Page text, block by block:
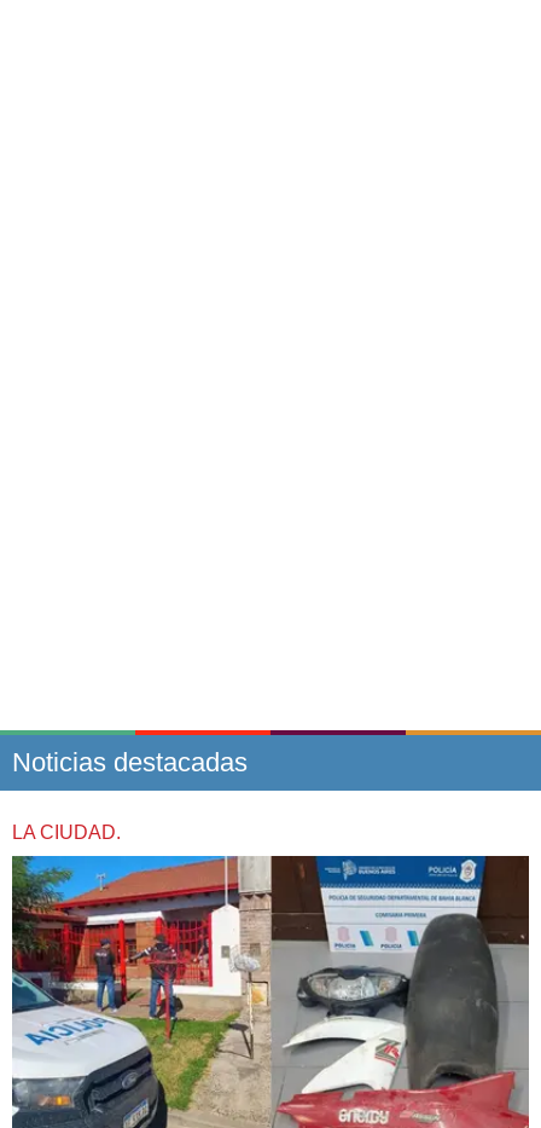
Noticias destacadas
LA CIUDAD.